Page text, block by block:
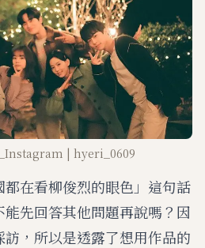
| hyeri_0609
在看柳俊烈的眼色」這句話
先回答其他問題再說嗎？因
，所以是透露了想用作品的